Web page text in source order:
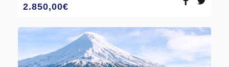
2.850,00€